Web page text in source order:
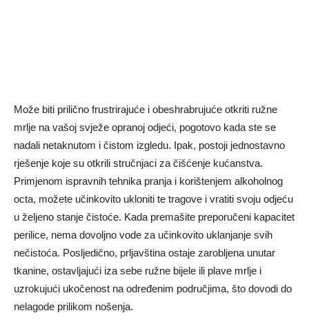
Može biti prilično frustrirajuće i obeshrabrujuće otkriti ružne
mrlje na vašoj svježe opranoj odjeći, pogotovo kada ste se
nadali netaknutom i čistom izgledu. Ipak, postoji jednostavno
rješenje koje su otkrili stručnjaci za čišćenje kućanstva.
Primjenom ispravnih tehnika pranja i korištenjem alkoholnog
octa, možete učinkovito ukloniti te tragove i vratiti svoju odjeću
u željeno stanje čistoće. Kada premašite preporučeni kapacitet
perilice, nema dovoljno vode za učinkovito uklanjanje svih
nečistoća. Posljedično, prljavština ostaje zarobljena unutar
tkanine, ostavljajući iza sebe ružne bijele ili plave mrlje i
uzrokujući ukočenost na određenim područjima, što dovodi do
nelagode prilikom nošenja.